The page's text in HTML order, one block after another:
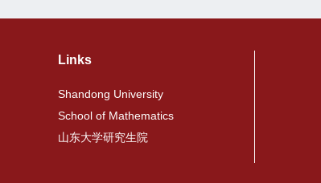
Links
Shandong University
School of Mathematics
山东大学研究生院